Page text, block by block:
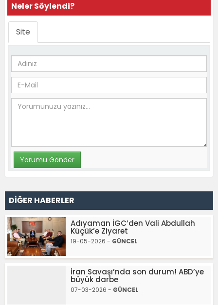
Neler Söylendi?
Site
DİĞER HABERLER
Adıyaman İGC’den Vali Abdullah
Küçük’e Ziyaret
19-05-2026 - GÜNCEL
İran Savaşı’nda son durum! ABD’ye
büyük darbe
07-03-2026 - GÜNCEL